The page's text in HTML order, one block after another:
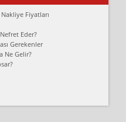
kurulmaz dediler
İstanbul'un bir
bölgesinde
Nakliye Fiyatları
Eder?
Gerekenler
Ne Gelir?